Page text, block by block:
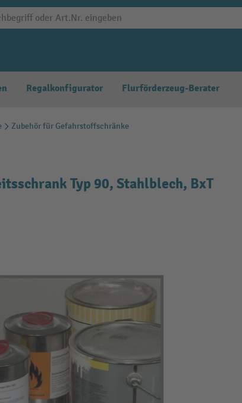
Regalkonfigurator Flurförderzeug-Berater
Zubehör für Gefahrstoffschränke
Typ 90, Stahlblech, BxT